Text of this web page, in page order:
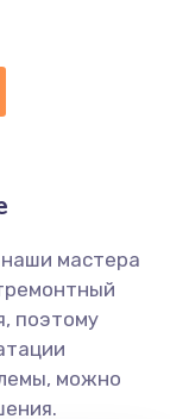
мастера
поэтому
можно